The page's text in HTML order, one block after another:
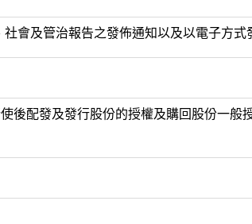
會及管治報告之發佈通知以及以電子方
後配發及發行股份的授權及購回股份一般